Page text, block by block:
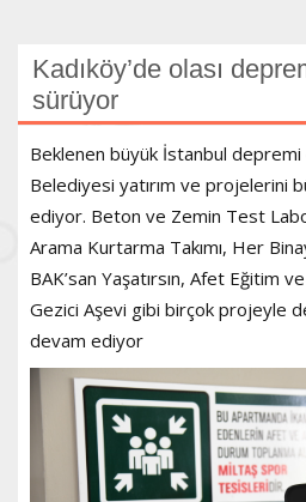
Kadıköy’de olası
sürüyor
Beklenen büyük İstanbul
Belediyesi yatırım ve projelerini
ediyor. Beton ve Zemin Test
Arama Kurtarma Takımı, Her
BAK’san Yaşatırsın, Afet Eğitim
Gezici Aşevi gibi birçok projeyle
devam ediyor